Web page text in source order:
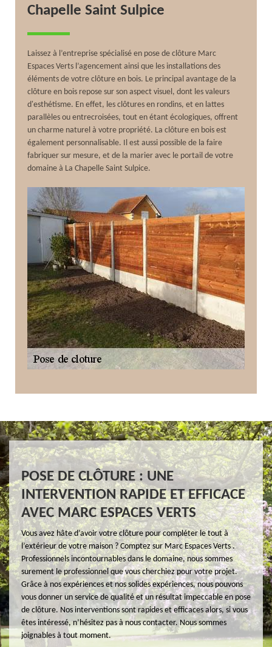
Chapelle Saint Sulpice
Laissez à l’entreprise spécialisé en pose de clôture Marc
Espaces Verts l’agencement ainsi que les installations des
éléments de votre clôture en bois. Le principal avantage de la
clôture en bois repose sur son aspect visuel, dont les valeurs
d'esthétisme. En effet, les clôtures en rondins, et en lattes
parallèles ou entrecroisées, tout en étant écologiques, offrent
un charme naturel à votre propriété. La clôture en bois est
également personnalisable. Il est aussi possible de la faire
fabriquer sur mesure, et de la marier avec le portail de votre
domaine à La Chapelle Saint Sulpice.
POSE DE CLÔTURE : UNE
INTERVENTION RAPIDE ET EFFICACE
AVEC MARC ESPACES VERTS
Vous avez hâte d’avoir votre clôture pour compléter le tout à
l’extérieur de votre maison ? Comptez sur Marc Espaces Verts .
Professionnels incontournables dans le domaine, nous sommes
surement le professionnel que vous cherchiez pour votre projet.
Grâce à nos expériences et nos solides expériences, nous pouvons
vous donner un service de qualité et un résultat impeccable en pose
de clôture. Nos interventions sont rapides et efficaces alors, si vous
êtes intéressé, n’hésitez pas à nous contacter. Nous sommes
joignables à tout moment.